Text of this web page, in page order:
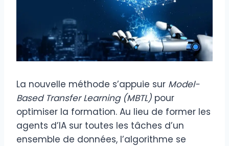
La nouvelle méthode s’appuie sur Model-
Based Transfer Learning (MBTL) pour
optimiser la formation. Au lieu de former les
agents d’IA sur toutes les tâches d’un
ensemble de données, l’algorithme se